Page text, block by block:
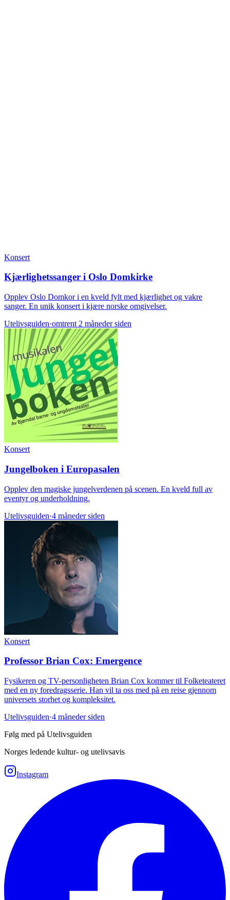
Konsert
Kjærlighetssanger i Oslo Domkirke
Opplev Oslo Domkor i en kveld fylt med kjærlighet og vakre
sanger. En unik konsert i kjære norske omgivelser.
Utelivsguiden·omtrent 2 måneder siden
Konsert
Jungelboken i Europasalen
Opplev den magiske jungelverdenen på scenen. En kveld full av
eventyr og underholdning.
Utelivsguiden·4 måneder siden
Konsert
Professor Brian Cox: Emergence
Fysikeren og TV-personligheten Brian Cox kommer til Folketeateret
med en ny foredragsserie. Han vil ta oss med på en reise gjennom
universets storhet og kompleksitet.
Utelivsguiden·4 måneder siden
Følg med på Utelivsguiden
Norges ledende kultur- og utelivsavis
Instagram